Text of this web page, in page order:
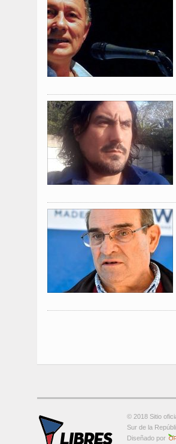
© 2018 Sitio
Sur de la
Diseñado por
Orange-Themes.com